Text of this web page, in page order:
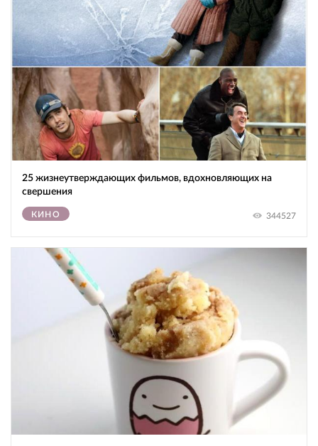
25 жизнеутверждающих фильмов, вдохновляющих на
свершения
КИНО 344527